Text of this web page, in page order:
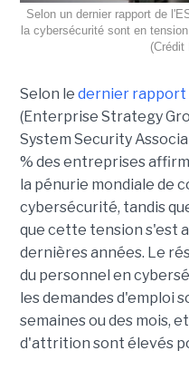
Selon un dernier rapport de
la cybersécurité sont en
Selon le dernier rapport
(Enterprise Strategy
System Security
% des entreprises
la pénurie mondiale de
cybersécurité, tandis
que cette tension s'est
dernières années. Le
du personnel en
les demandes d'emploi
semaines ou des mois,
d'attrition sont élevés